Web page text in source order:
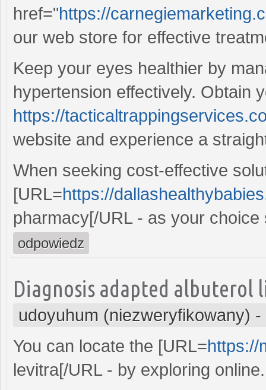
href="https://
our web store for effective
Keep your eyes healthier by
hypertension effectively. Obtain
https://
website and experience a
When seeking cost-effective
[URL=https://
pharmacy[/URL - as your choice
odpowiedz
Diagnosis adapted albuterol
udoyuhum (niezweryfikowany) -
You can locate the [URL=https://
levitra[/URL - by exploring online.